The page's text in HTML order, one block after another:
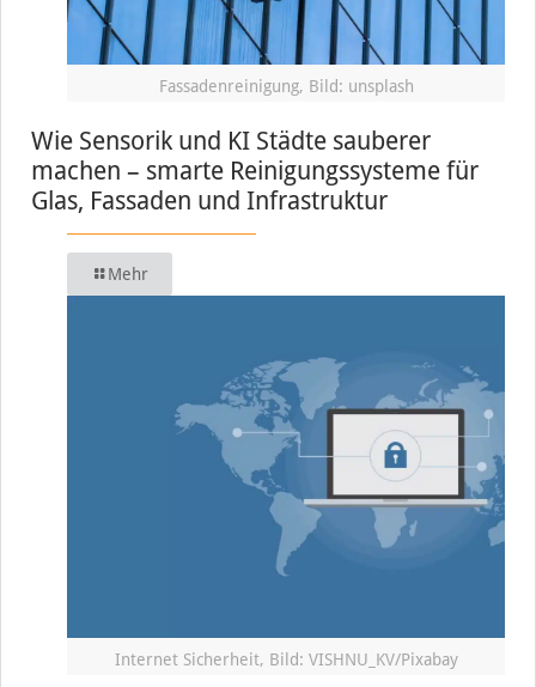
Fassadenreinigung, Bild: unsplash
Wie Sensorik und KI Städte sauberer
machen – smarte Reinigungssysteme für
Glas, Fassaden und Infrastruktur
Mehr
Internet Sicherheit, Bild: VISHNU_KV/Pixabay